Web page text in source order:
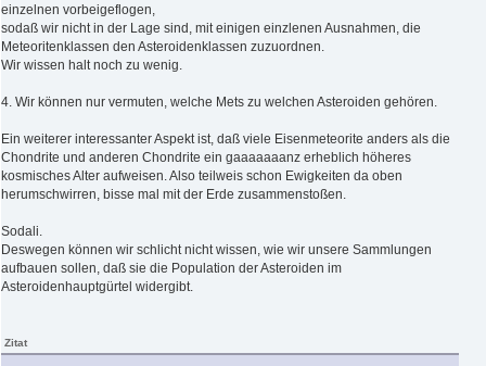
einzelnen vorbeigeflogen,
sodaß wir nicht in der Lage sind, mit einigen einzlenen Ausnahmen, die
Meteoritenklassen den Asteroidenklassen zuzuordnen.
Wir wissen halt noch zu wenig.
4. Wir können nur vermuten, welche Mets zu welchen Asteroiden gehören.
Ein weiterer interessanter Aspekt ist, daß viele Eisenmeteorite anders als die
Chondrite und anderen Chondrite ein gaaaaaaanz erheblich höheres
kosmisches Alter aufweisen. Also teilweis schon Ewigkeiten da oben
herumschwirren, bisse mal mit der Erde zusammenstoßen.
Sodali.
Deswegen können wir schlicht nicht wissen, wie wir unsere Sammlungen
aufbauen sollen, daß sie die Population der Asteroiden im
Asteroidenhauptgürtel widergibt.
Zitat